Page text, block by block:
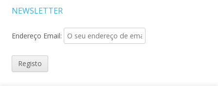
NEWSLETTER
Endereço Email: